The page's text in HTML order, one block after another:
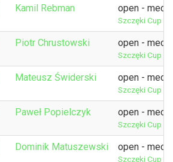
Kamil Rebman open - mecz
Szczęki Cup
Piotr Chrustowski open - mecz
Szczęki Cup
Mateusz Świderski open - mecz
Szczęki Cup
Paweł Popielczyk open - mecz
Szczęki Cup
Dominik Matuszewski open - mecz
Szczęki Cup